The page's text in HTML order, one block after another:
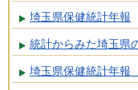
埼玉県保健統計年報
統計からみた埼玉県
埼玉県保健統計年